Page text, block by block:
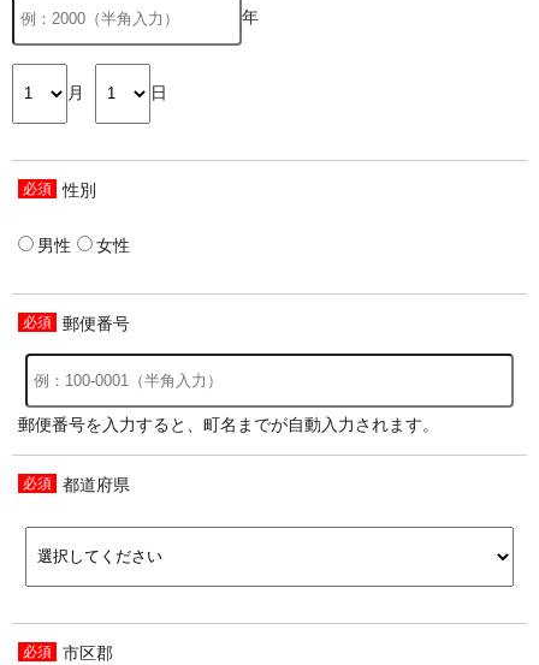
年
月 日
性別
男性 女性
郵便番号
郵便番号を入力すると、町名までが自動入力されます。
都道府県
市区郡